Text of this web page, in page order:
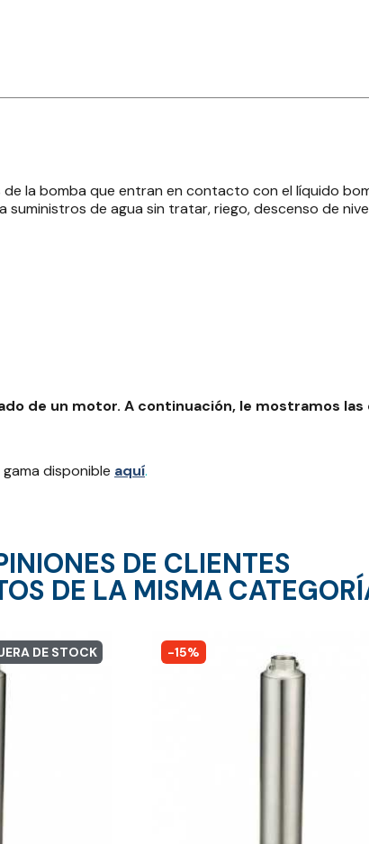
la bomba que entran en contacto con el líquido
de agua sin tratar, riego, descenso de
de un motor. A continuación, le mostramos
disponible aquí.
DE CLIENTES
DE LA MISMA
DE STOCK -15%